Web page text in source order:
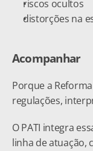
riscos ocultos
distorções na
Acompanhar
Porque a
regulações,
O PATI integra
linha de atuação,